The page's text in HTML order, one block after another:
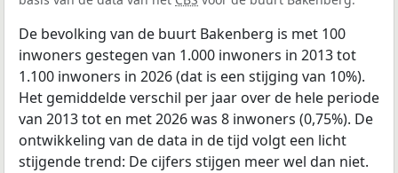
De bevolking van de buurt Bakenberg is met 100
inwoners gestegen van 1.000 inwoners in 2013 tot
1.100 inwoners in 2026 (dat is een stijging van 10%).
Het gemiddelde verschil per jaar over de hele periode
van 2013 tot en met 2026 was 8 inwoners (0,75%). De
ontwikkeling van de data in de tijd volgt een licht
stijgende trend: De cijfers stijgen meer wel dan niet.